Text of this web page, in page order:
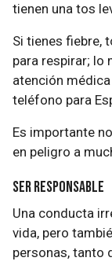
tienen una tos
Si tienes fiebre,
para respirar; lo
atención
teléfono para
Es importante
en peligro a
Ser responsable
Una conducta
vida, pero
personas, tanto